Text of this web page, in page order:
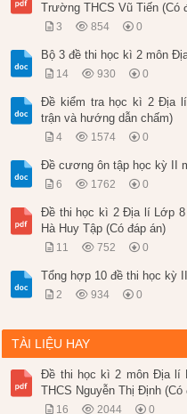
Trường THCS Vũ Tiến (Có
3 854 0
Bộ 3 đề thi học kì 2 môn
14 930 0
Đề kiểm tra học kì 2 Địa lí
trận và hướng dẫn chấm)
4 1574 0
Đề cương ôn tập học kỳ II
6 1762 0
Đề thi học kì 2 Địa lí Lớp 8
Hà Huy Tập (Có đáp án)
11 752 0
Tổng hợp 10 đề thi học kỳ
2 934 0
TÀI LIỆU HAY
Đề thi học kì 2 môn Địa lí
THCS Nguyễn Thị Định (Có
16 2044 0